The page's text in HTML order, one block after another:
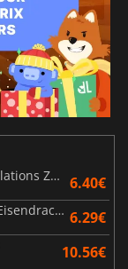
Call of Duty Black Ops III Revelations Zombies Map
6.40€
Call of Duty Black Ops III Der Eisendrache Zombies Map 6.29€
10.56€